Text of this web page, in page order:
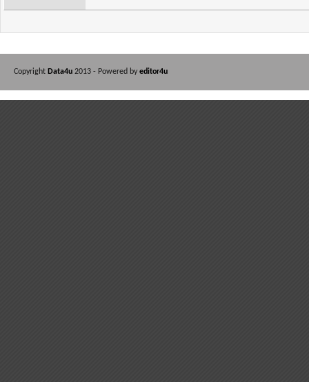
Copyright Data4u 2013 - Powered by editor4u